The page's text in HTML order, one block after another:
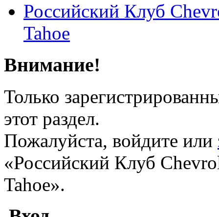
Российский Клуб
Tahoe
Внимание!
Только
этот раздел.
Пожалуйста, войдите или
«Российский Клуб
Tahoe».